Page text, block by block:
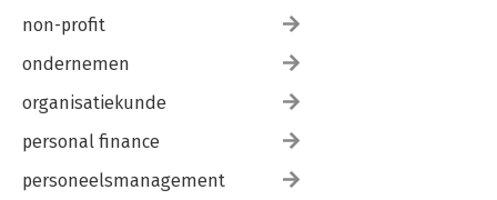
non-profit
ondernemen
organisatiekunde
personal finance
personeelsmanagement